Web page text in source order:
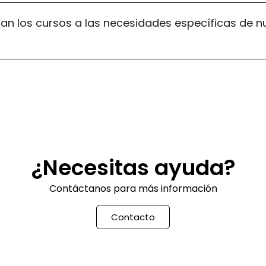
los cursos a las necesidades específicas de
¿Necesitas ayuda?
Contáctanos para más información
Contacto